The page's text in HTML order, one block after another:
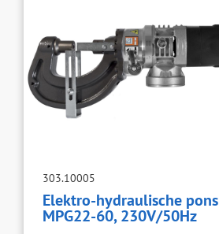
303.10005
Elektro-hydraulische
MPG22-60, 230V/50Hz